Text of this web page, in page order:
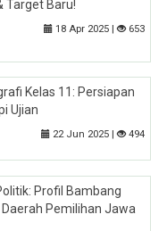
Target Baru!
18 Apr 2025 | 653
Kelas 11: Persiapan
Ujian
22 Jun 2025 | 494
Profil Bambang
Pemilihan Jawa